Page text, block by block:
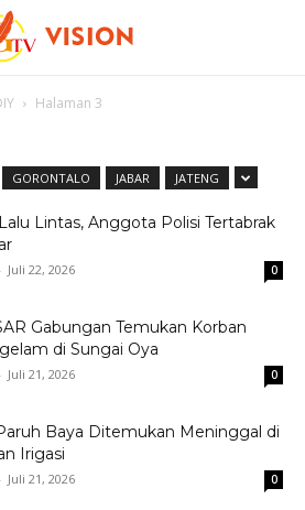
Halaman 3
GORONTALO JABAR JATENG
Lintas, Anggota Polisi Tertabrak
- Juli 22, 2026 0
Gabungan Temukan Korban
di Sungai Oya
- Juli 21, 2026 0
Baya Ditemukan Meninggal di
Irigasi
- Juli 21, 2026 0